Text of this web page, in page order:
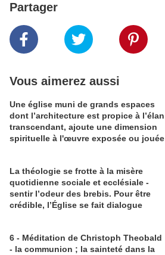
Partager
Vous aimerez aussi
Une église muni de grands espaces
dont l’architecture est propice à l’élan
transcendant, ajoute une dimension
spirituelle à l'œuvre exposée ou jouée
La théologie se frotte à la misère
quotidienne sociale et ecclésiale -
sentir l’odeur des brebis. Pour être
crédible, l’Église se fait dialogue
6 - Méditation de Christoph Theobald
- la communion ; la sainteté dans la